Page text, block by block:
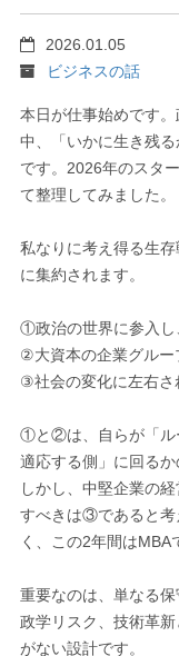
2026.01.05
ビジネスの話
本日が仕事始めです
中、「いかに生き残
です。2026年のスタ
て整理してみました。
私なりに考え得る生
に集約されます。
①政治の世界に参入し
②大資本の企業グルー
③社会の変化に左右さ
①と②は、自らが「ル
適応する側」に回るか
しかし、中堅企業の
すべきは③であると考
く、この2年間はMBA
重要なのは、単なる
政学リスク、技術革
がない設計です。